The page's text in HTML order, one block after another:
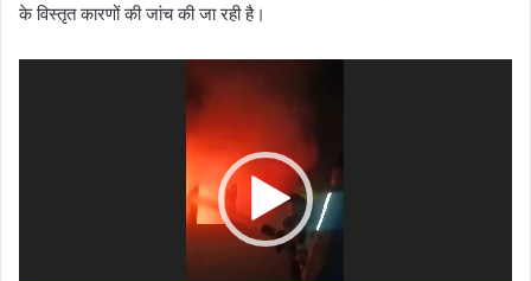
के विस्तृत कारणों की जांच की जा रही है।